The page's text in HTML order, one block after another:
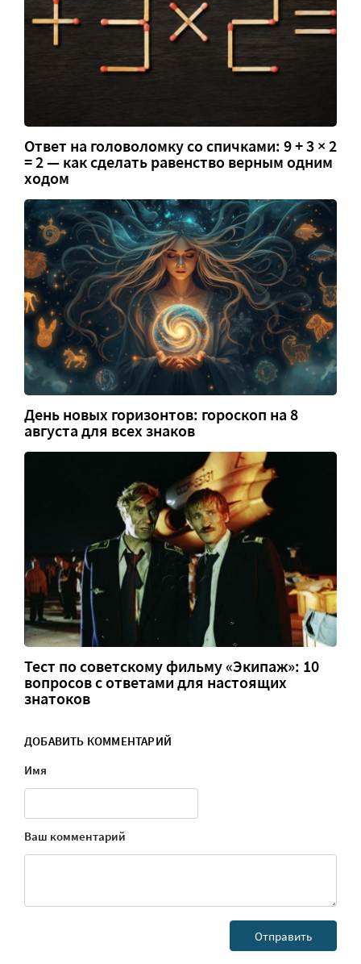
Ответ на головоломку со спичками: 9 + 3 × 2
= 2 — как сделать равенство верным одним
ходом
День новых горизонтов: гороскоп на 8
августа для всех знаков
Тест по советскому фильму «Экипаж»: 10
вопросов с ответами для настоящих
знатоков
ДОБАВИТЬ КОММЕНТАРИЙ
Имя
Ваш комментарий